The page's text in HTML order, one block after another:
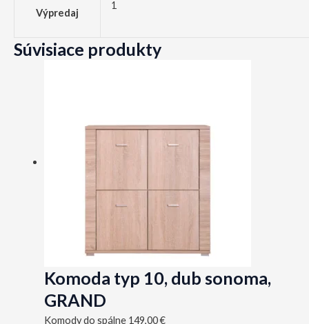
Výpredaj
1
Súvisiace produkty
Komoda typ 10, dub sonoma,
GRAND
Komody do spálne 149,00€